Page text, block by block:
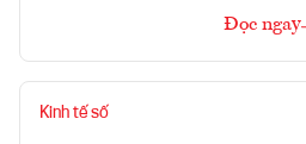
Đọc ngay
Kinh tế số